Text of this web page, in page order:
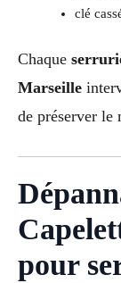
clé
Chaque
Marseille
de préserver le
pour